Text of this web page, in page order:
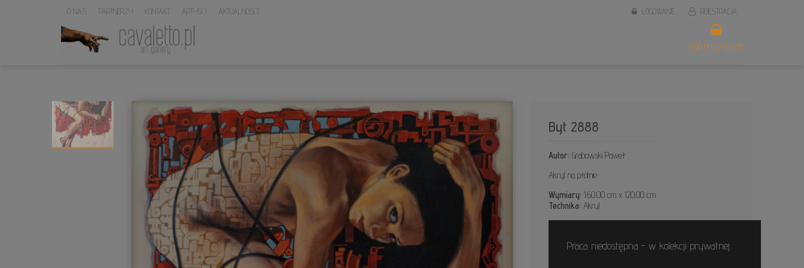
O NAS PARTNERZY KONTAKT ARTYŚCI AKTUALNOŚCI LOGOWANIE REJESTRACJA
0,00 PLN / 0 SZT.
Byt 2888
Autor: Grabowski Paweł
Akryl na płótnie
Wymiary: 160.00 cm x 120.00 cm
Technika: Akryl
Praca niedostępna - w kolekcji prywatnej